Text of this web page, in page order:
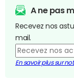
A ne pas
Recevez nos
mail.
En savoir plus sur